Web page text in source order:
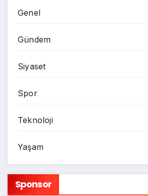
Genel
Gündem
Siyaset
Spor
Teknoloji
Yaşam
Sponsor